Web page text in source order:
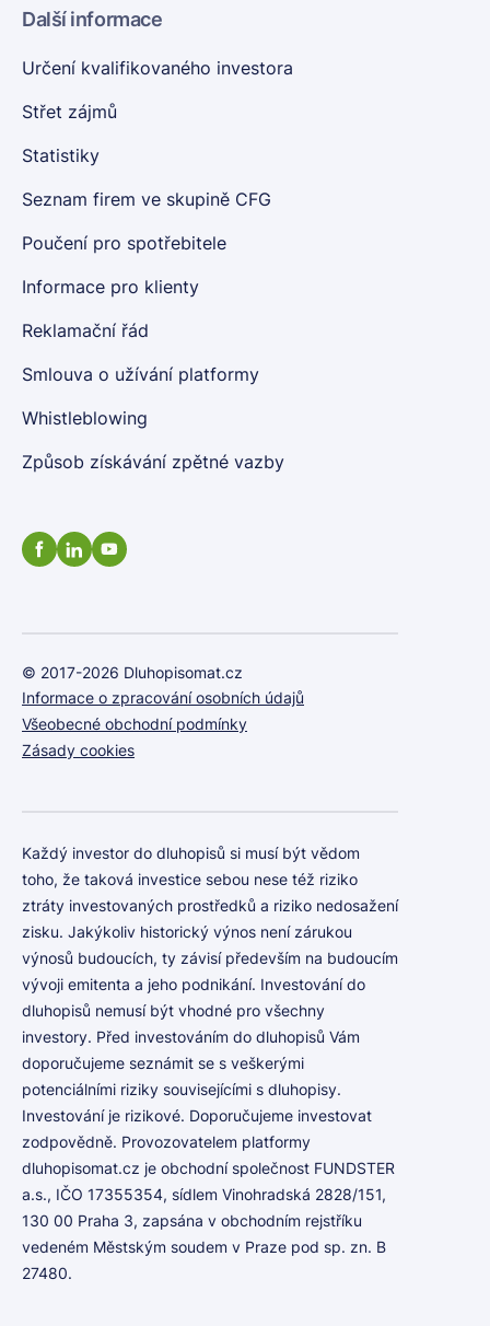
Další informace
Určení kvalifikovaného investora
Střet zájmů
Statistiky
Seznam firem ve skupině CFG
Poučení pro spotřebitele
Informace pro klienty
Reklamační řád
Smlouva o užívání platformy
Whistleblowing
Způsob získávání zpětné vazby
© 2017-2026 Dluhopisomat.cz
Informace o zpracování osobních údajů
Všeobecné obchodní podmínky
Zásady cookies
Každý investor do dluhopisů si musí být vědom
toho, že taková investice sebou nese též riziko
ztráty investovaných prostředků a riziko nedosažení
zisku. Jakýkoliv historický výnos není zárukou
výnosů budoucích, ty závisí především na budoucím
vývoji emitenta a jeho podnikání. Investování do
dluhopisů nemusí být vhodné pro všechny
investory. Před investováním do dluhopisů Vám
doporučujeme seznámit se s veškerými
potenciálními riziky souvisejícími s dluhopisy.
Investování je rizikové. Doporučujeme investovat
zodpovědně. Provozovatelem platformy
dluhopisomat.cz je obchodní společnost FUNDSTER
a.s., IČO 17355354, sídlem Vinohradská 2828/151,
130 00 Praha 3, zapsána v obchodním rejstříku
vedeném Městským soudem v Praze pod sp. zn. B
27480.